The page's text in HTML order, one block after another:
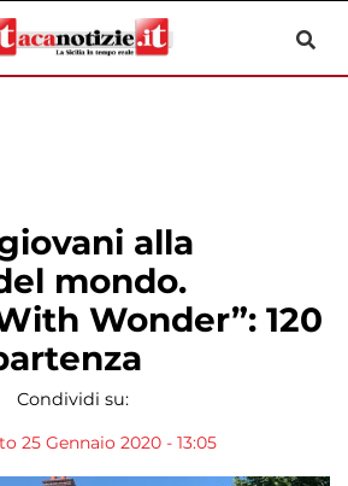
alla
mondo.
Wonder”: 120
Condividi su:
25 Gennaio 2020 - 13:05